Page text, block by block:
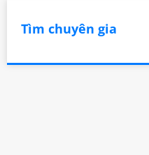
Tìm chuyên gia